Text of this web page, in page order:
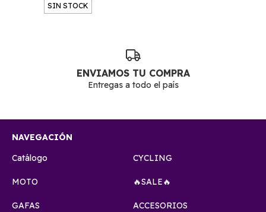
SIN STOCK
ENVIAMOS TU COMPRA
Entregas a todo el país
NAVEGACIÓN
Catálogo
CYCLING
MOTO 🔥SALE🔥
GAFAS ACCESORIOS